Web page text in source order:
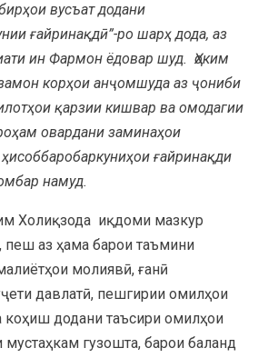
вусъат додани
ғайринақдӣ”-ро шарҳ дода, аз
ин Фармон ёдовар шуд. Ҳоким
корҳои анҷомшуда аз ҷониби
қарзии кишвар ва омодагии
овардани заминаҳои
ғайринақди
намуд.
Холиқзода иқдоми мазкур
пеш аз ҳама барои таъмини
молиявӣ, ғанӣ
давлатӣ, пешгирии омилҳои
коҳиш додани таъсири омилҳои
мустаҳкам гузошта, барои баланд